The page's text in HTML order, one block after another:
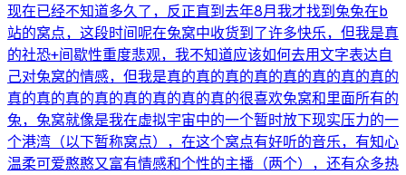
现在已经不知道多久了，反正直到去年8月我才找到兔兔在b
站的窝点，这段时间呢在兔窝中收货到了许多快乐，但我是真
的社恐+间歇性重度悲观，我不知道应该如何去用文字表达自
己对兔窝的情感，但我是真的真的真的真的真的真的真的真的
真的真的真的真的真的真的真的真的很喜欢兔窝和里面所有的
兔，兔窝就像是我在虚拟宇宙中的一个暂时放下现实压力的一
个港湾（以下暂称窝点），在这个窝点有好听的音乐，有知心
温柔可爱憨憨又富有情感和个性的主播（两个），还有众多热